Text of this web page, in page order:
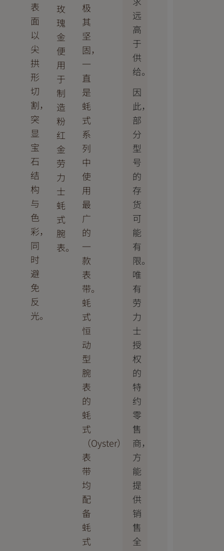
表
面
以
尖
拱
形
切
割，
突
显
宝
石
结
构
与
色
彩，
同
时
避
免
反
光。
玫
瑰
金
便
用
于
制
造
粉
红
金
劳
力
士
蚝
式
腕
表。
极
其
坚
固，
一
直
是
蚝
式
系
列
中
使
用
最
广
的
一
款
表
带。
蚝
式
恒
动
型
腕
表
的
蚝
式
（Oyster）
表
带
均
配
备
蚝
式
远
高
于
供
给。
因
此，
部
分
型
号
的
存
货
可
能
有
限。
唯
有
劳
力
士
授
权
的
特
约
零
售
商，
方
能
提
供
销
售
全